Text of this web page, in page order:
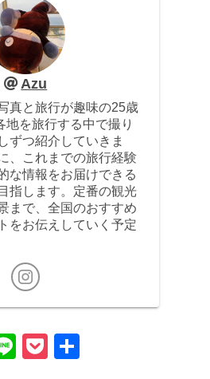
Azu
真と旅行が趣味の25歳
地を旅行する中で撮り
ずつ紹介していきま
、これまでの旅行経験
な情報をお届けできる
指します。定番の観光
まで、全国のおすすめ
をお伝えしていく予定
Li
P